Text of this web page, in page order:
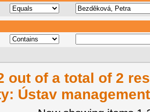
out of a total of 2
Ústav